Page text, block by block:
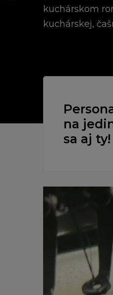
kuchárskom
kuchárskej,
na
sa aj ty!